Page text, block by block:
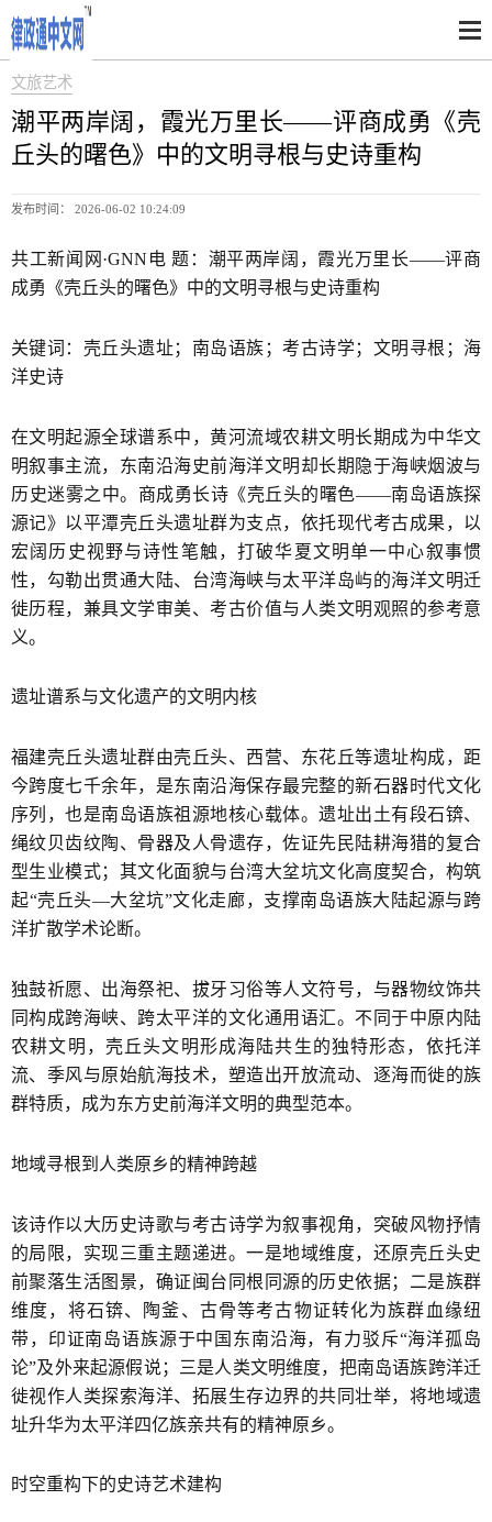
文旅艺术
潮平两岸阔，霞光万里长——评商成勇《壳
丘头的曙色》中的文明寻根与史诗重构
发布时间： 2026-06-02 10:24:09
共工新闻网·GNN电 题：潮平两岸阔，霞光万里长——评商
成勇《壳丘头的曙色》中的文明寻根与史诗重构
关键词：壳丘头遗址；南岛语族；考古诗学；文明寻根；海
洋史诗
在文明起源全球谱系中，黄河流域农耕文明长期成为中华文
明叙事主流，东南沿海史前海洋文明却长期隐于海峡烟波与
历史迷雾之中。商成勇长诗《壳丘头的曙色——南岛语族探
源记》以平潭壳丘头遗址群为支点，依托现代考古成果，以
宏阔历史视野与诗性笔触，打破华夏文明单一中心叙事惯
性，勾勒出贯通大陆、台湾海峡与太平洋岛屿的海洋文明迁
徙历程，兼具文学审美、考古价值与人类文明观照的参考意
义。
遗址谱系与文化遗产的文明内核
福建壳丘头遗址群由壳丘头、西营、东花丘等遗址构成，距
今跨度七千余年，是东南沿海保存最完整的新石器时代文化
序列，也是南岛语族祖源地核心载体。遗址出土有段石锛、
绳纹贝齿纹陶、骨器及人骨遗存，佐证先民陆耕海猎的复合
型生业模式；其文化面貌与台湾大坌坑文化高度契合，构筑
起“壳丘头—大坌坑”文化走廊，支撑南岛语族大陆起源与跨
洋扩散学术论断。
独鼓祈愿、出海祭祀、拔牙习俗等人文符号，与器物纹饰共
同构成跨海峡、跨太平洋的文化通用语汇。不同于中原内陆
农耕文明，壳丘头文明形成海陆共生的独特形态，依托洋
流、季风与原始航海技术，塑造出开放流动、逐海而徙的族
群特质，成为东方史前海洋文明的典型范本。
地域寻根到人类原乡的精神跨越
该诗作以大历史诗歌与考古诗学为叙事视角，突破风物抒情
的局限，实现三重主题递进。一是地域维度，还原壳丘头史
前聚落生活图景，确证闽台同根同源的历史依据；二是族群
维度，将石锛、陶釜、古骨等考古物证转化为族群血缘纽
带，印证南岛语族源于中国东南沿海，有力驳斥“海洋孤岛
论”及外来起源假说；三是人类文明维度，把南岛语族跨洋迁
徙视作人类探索海洋、拓展生存边界的共同壮举，将地域遗
址升华为太平洋四亿族亲共有的精神原乡。
时空重构下的史诗艺术建构